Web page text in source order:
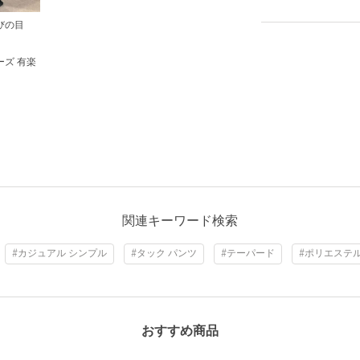
の目
ズ 有楽
関連キーワード検索
#カジュアル シンプル #タック パンツ #テーパード #ポリエステ
おすすめ商品